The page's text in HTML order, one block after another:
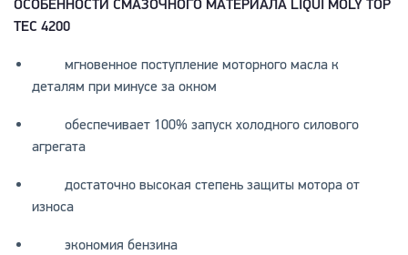
ОСОБЕННОСТИ СМАЗОЧНОГО МАТЕРИАЛА LIQUI MOLY TOP
TEC 4200
мгновенное поступление моторного масла к
деталям при минусе за окном
обеспечивает 100% запуск холодного силового
агрегата
достаточно высокая степень защиты мотора от
износа
экономия бензина